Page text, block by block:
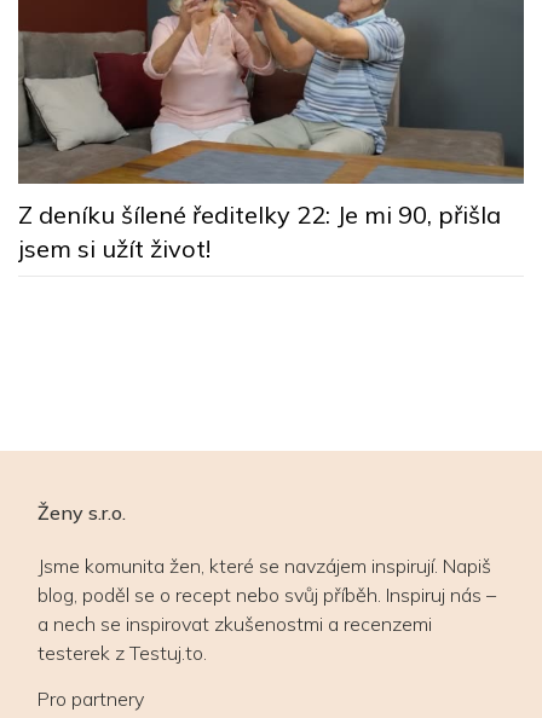
Z deníku šílené ředitelky 22: Je mi 90, přišla
jsem si užít život!
Ženy s.r.o.
Jsme komunita žen, které se navzájem inspirují. Napiš
blog, poděl se o recept nebo svůj příběh. Inspiruj nás –
a nech se inspirovat zkušenostmi a recenzemi
testerek z Testuj.to.
Pro partnery